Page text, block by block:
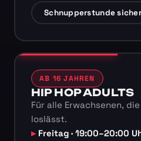
Schnupperstunde
AB 16 JAHREN
HIP HOP ADULTS
Für alle Erwachsenen,
loslässt.
Freitag · 19:00–20:00